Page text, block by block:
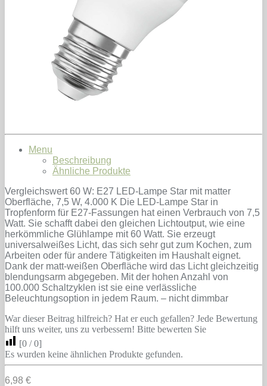
Menu
Beschreibung
Ähnliche Produkte
Vergleichswert 60 W: E27 LED-Lampe Star mit matter
Oberfläche, 7,5 W, 4.000 K Die LED-Lampe Star in
Tropfenform für E27-Fassungen hat einen Verbrauch von 7,5
Watt. Sie schafft dabei den gleichen Lichtoutput, wie eine
herkömmliche Glühlampe mit 60 Watt. Sie erzeugt
universalweißes Licht, das sich sehr gut zum Kochen, zum
Arbeiten oder für andere Tätigkeiten im Haushalt eignet.
Dank der matt-weißen Oberfläche wird das Licht gleichzeitig
blendungsarm abgegeben. Mit der hohen Anzahl von
100.000 Schaltzyklen ist sie eine verlässliche
Beleuchtungsoption in jedem Raum. – nicht dimmbar
War dieser Beitrag hilfreich? Hat er euch gefallen? Jede Bewertung
hilft uns weiter, uns zu verbessern! Bitte bewerten Sie
[0 /0]
Es wurden keine ähnlichen Produkte gefunden.
6,98 €